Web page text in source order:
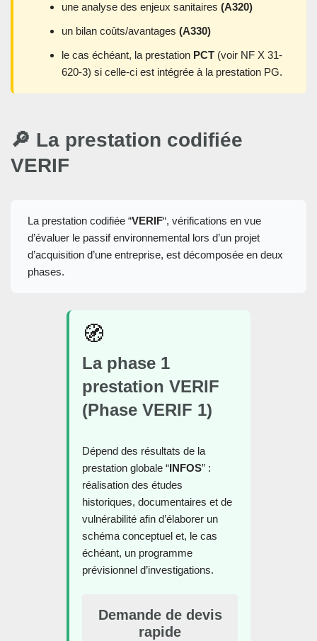
une analyse des enjeux sanitaires (A320)
un bilan coûts/avantages (A330)
le cas échéant, la prestation PCT (voir NF X 31-
620-3) si celle-ci est intégrée à la prestation PG.
🔎 La prestation codifiée
VERIF
La prestation codifiée “VERIF“, vérifications en vue
d’évaluer le passif environnemental lors d’un projet
d’acquisition d’une entreprise, est décomposée en deux
phases.
🧭
La phase 1
prestation VERIF
(Phase VERIF 1)
Dépend des résultats de la
prestation globale “INFOS” :
réalisation des études
historiques, documentaires et de
vulnérabilité afin d’élaborer un
schéma conceptuel et, le cas
échéant, un programme
prévisionnel d’investigations.
Demande de devis
rapide